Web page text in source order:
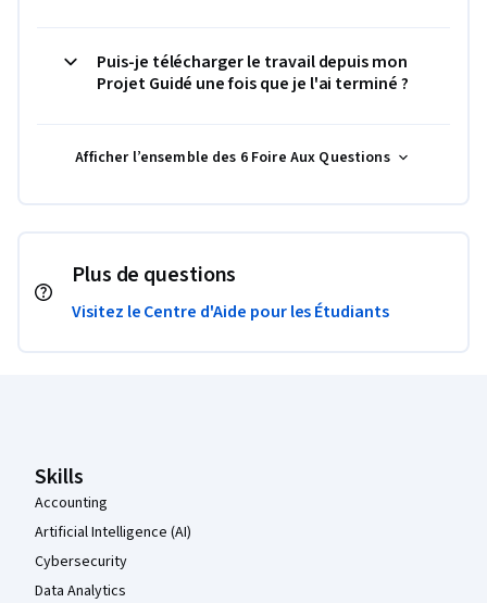
Puis-je télécharger le travail depuis mon
Projet Guidé une fois que je l'ai terminé ?
Afficher l’ensemble des 6 Foire Aux Questions
Plus de questions
Visitez le Centre d'Aide pour les Étudiants
Skills
Accounting
Artificial Intelligence (AI)
Cybersecurity
Data Analytics